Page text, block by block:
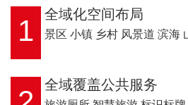
1 全域化空间布局
景区 小镇 乡村 风景道 滨海
全域覆盖公共服务